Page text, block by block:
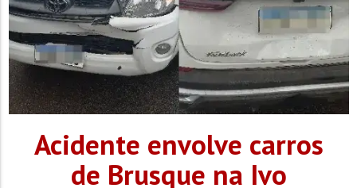
Acidente envolve carros
de Brusque na Ivo